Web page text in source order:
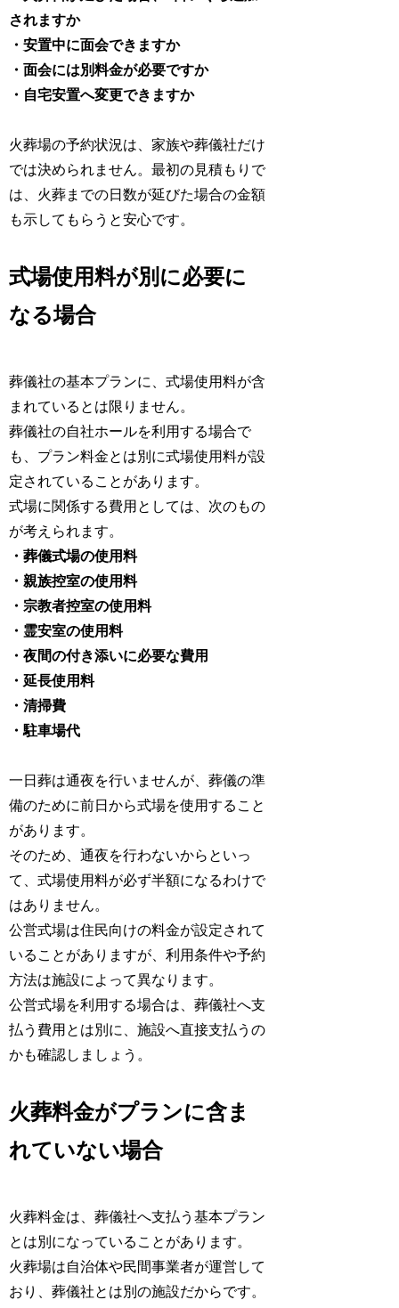
されますか
・安置中に面会できますか
・面会には別料金が必要ですか
・自宅安置へ変更できますか
火葬場の予約状況は、家族や葬儀社だけ
では決められません。最初の見積もりで
は、火葬までの日数が延びた場合の金額
も示してもらうと安心です。
式場使用料が別に必要に
なる場合
葬儀社の基本プランに、式場使用料が含
まれているとは限りません。
葬儀社の自社ホールを利用する場合で
も、プラン料金とは別に式場使用料が設
定されていることがあります。
式場に関係する費用としては、次のもの
が考えられます。
・葬儀式場の使用料
・親族控室の使用料
・宗教者控室の使用料
・霊安室の使用料
・夜間の付き添いに必要な費用
・延長使用料
・清掃費
・駐車場代
一日葬は通夜を行いませんが、葬儀の準
備のために前日から式場を使用すること
があります。
そのため、通夜を行わないからといっ
て、式場使用料が必ず半額になるわけで
はありません。
公営式場は住民向けの料金が設定されて
いることがありますが、利用条件や予約
方法は施設によって異なります。
公営式場を利用する場合は、葬儀社へ支
払う費用とは別に、施設へ直接支払うの
かも確認しましょう。
火葬料金がプランに含ま
れていない場合
火葬料金は、葬儀社へ支払う基本プラン
とは別になっていることがあります。
火葬場は自治体や民間事業者が運営して
おり、葬儀社とは別の施設だからです。